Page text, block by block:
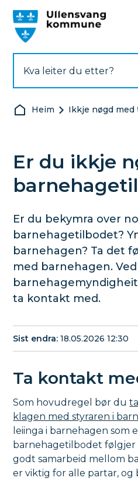
Du er her:
Heim Ikkje nøgd med
Er du ikkje
Er du bekymra over
barnehagetilbodet?
barnehagen? Ta det
med barnehagen.
ta kontakt med.
Sist endra 18.05.2026 12:30
Ta kontakt
Som hovudregel bør du
klagen med styraren i
leiinga i barnehagen som
barnehagetilbodet følgjer
godt samarbeid mellom
er viktig for alle partar,